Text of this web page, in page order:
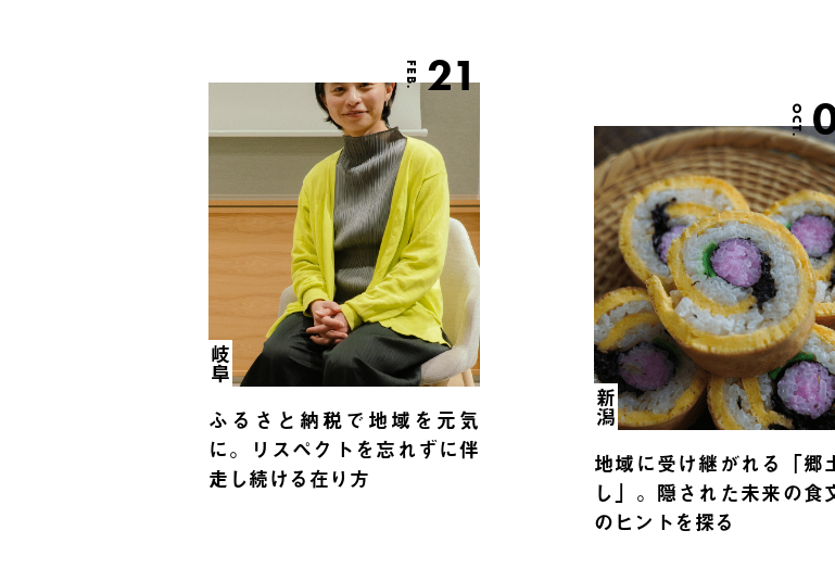
FEB. 21
岐阜
ふるさと納税で地域を元気
に。リスペクトを忘れずに伴
走し続ける在り方
OCT.
新潟
地域に受け継がれる「郷
し」。隠された未来の食
のヒントを探る